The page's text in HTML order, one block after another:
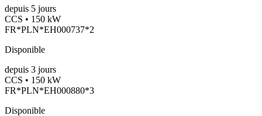
depuis 5 jours
CCS • 150 kW
FR*PLN*EH000737*2
Disponible
depuis 3 jours
CCS • 150 kW
FR*PLN*EH000880*3
Disponible